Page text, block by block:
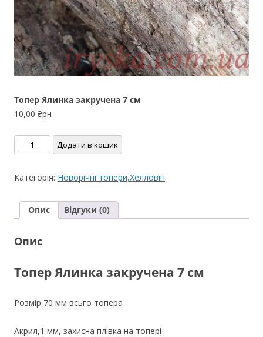
Топер Ялинка закручена 7 см
10,00 ₴рн
Топер
Ялинка
7
кількість
Додати в кошик
Категорія: Новорічні топери,Хелловін
Опис Відгуки (0)
Опис
Топер Ялинка закручена 7 см
Розмір 70 мм всьго топера
Акрил,1 мм, захисна плівка на топері